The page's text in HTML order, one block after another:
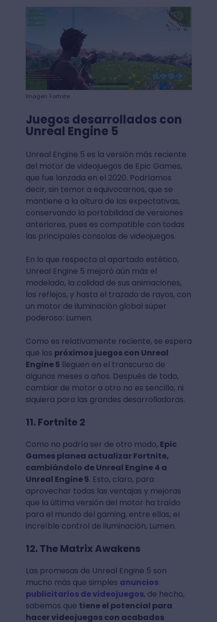
Imagen: Fortnite
Juegos desarrollados con
Unreal Engine 5
Unreal Engine 5 es la versión más reciente
del motor de videojuegos de Epic Games,
que fue lanzada en el 2020. Podríamos
decir, sin temor a equivocarnos, que se
mantiene a la altura de las expectativas,
conservando la portabilidad de versiones
anteriores, pues es compatible con todas
las principales consolas de videojuegos.
En lo que respecta al apartado estético,
Unreal Engine 5 mejoró aún más el
modelado, la calidad de sus animaciones,
los reflejos, y hasta el trazado de rayos, con
un motor de iluminación global súper
poderoso: Lumen.
Como es relativamente reciente, se espera
que los próximos juegos con Unreal
Engine 5 lleguen en el transcurso de
algunos meses o años. Después de todo,
cambiar de motor a otro no es sencillo, ni
siquiera para las grandes desarrolladoras.
11. Fortnite 2
Como no podría ser de otro modo, Epic
Games planea actualizar Fortnite,
cambiándolo de Unreal Engine 4 a
Unreal Engine 5. Esto, claro, para
aprovechar todas las ventajas y mejoras
que la última versión del motor ha traído
para el mundo del gaming, entre ellas, el
increíble control de iluminación, Lumen.
12. The Matrix Awakens
Las promesas de Unreal Engine 5 son
mucho más que simples anuncios
publicitarios de videojuegos, de hecho,
sabemos que tiene el potencial para
hacer videojuegos con acabados